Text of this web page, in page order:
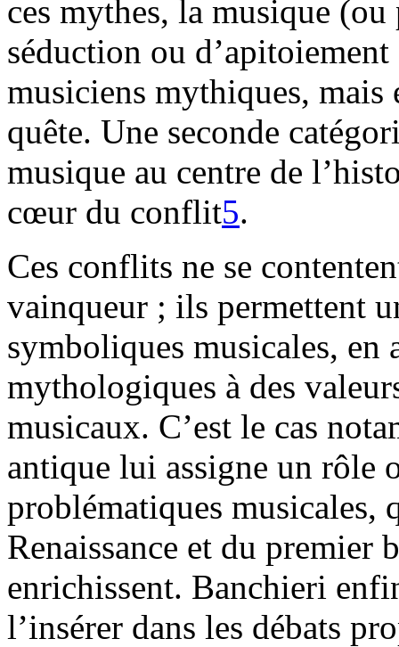
ces mythes, la musique
séduction ou
musiciens mythiques, mais
quête. Une seconde
musique au centre de
cœur du conflit5.
Ces conflits ne se
vainqueur ; ils permettent
symboliques musicales, en
mythologiques à des
musicaux. C’est le cas
antique lui assigne un rôle
problématiques musicales,
Renaissance et du premier
enrichissent. Banchieri
l’insérer dans les débats